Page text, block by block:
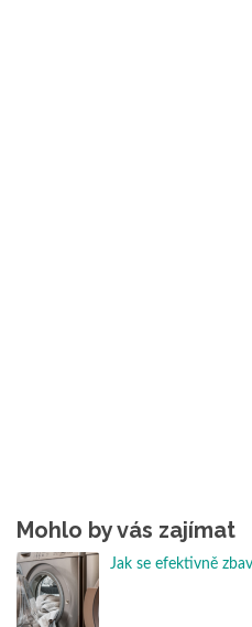
Mohlo by vás zajímat
Jak se efektivně